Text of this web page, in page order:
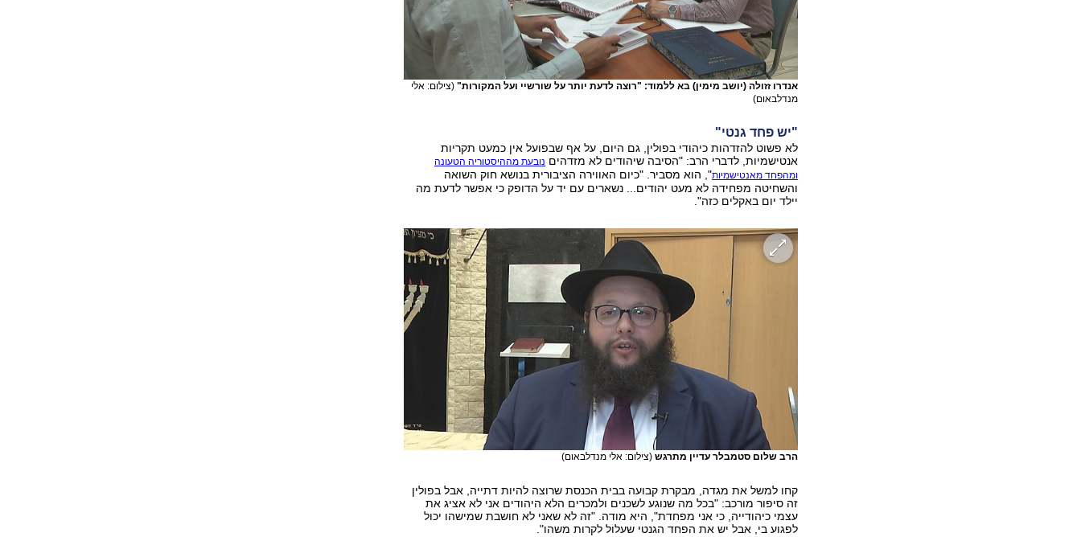
אנדרו זזולה (יושב מימין) בא ללמוד: "רוצה לדעת יותר על שורשיי ועל המקורות" (צילום: אלי
מנדלבאום)
"יש פחד גנטי"
לא פשוט להזדהות כיהודי בפולין, גם היום, על אף שבפועל אין כמעט תקריות
אנטישמיות, לדברי הרב: "הסיבה שיהודים לא מזדהים נובעת מההיסטוריה הטעונה
ומהפחד מאנטישמיות", הוא מסביר. "כיום האווירה הציבורית בנושא חוק השואה
והשחיטה מפחידה לא מעט יהודים... נשארים עם יד על הדופק כי אפשר לדעת מה
יילד יום באקלים כזה".
הרב שלום סטמבלר עדיין מתרגש (צילום: אלי מנדלבאום)
קחו למשל את מגדה, מבקרת קבועה בבית הכנסת שרוצה להיות דתייה, אבל בפולין
זה סיפור מורכב: "בכל מה שנוגע לשכנים ולמכרים הלא היהודים אני לא אציג את
עצמי כיהודייה, כי אני מפחדת", היא מודה. "זה לא שאני לא חושבת שמישהו יכול
לפגוע בי, אבל יש את הפחד הגנטי שעלול לקרות משהו".